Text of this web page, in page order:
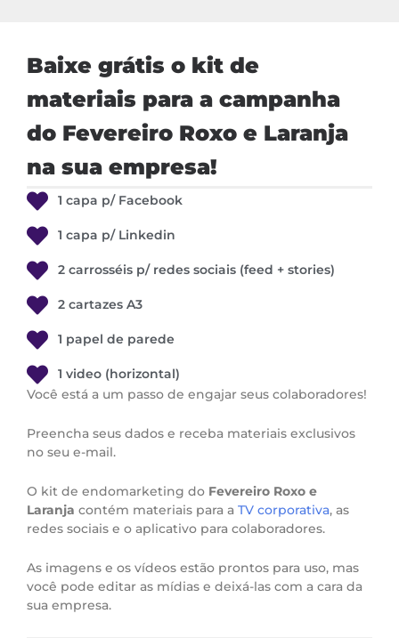
Baixe grátis o kit de
materiais para a campanha
do Fevereiro Roxo e Laranja
na sua empresa!
1 capa p/ Facebook
1 capa p/ Linkedin
2 carrosséis p/ redes sociais (feed + stories)
2 cartazes A3
1 papel de parede
1 video (horizontal)
Você está a um passo de engajar seus colaboradores!
Preencha seus dados e receba materiais exclusivos
no seu e-mail.
O kit de endomarketing do Fevereiro Roxo e
Laranja contém materiais para a TV corporativa, as
redes sociais e o aplicativo para colaboradores.
As imagens e os vídeos estão prontos para uso, mas
você pode editar as mídias e deixá-las com a cara da
sua empresa.